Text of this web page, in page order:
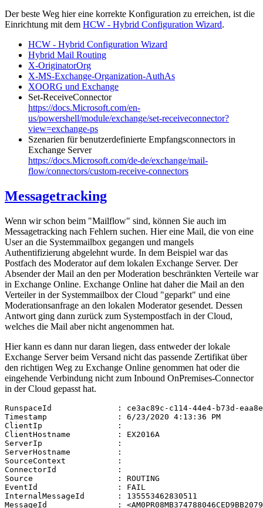
Der beste Weg hier eine korrekte Konfiguration zu erreichen, ist die
Einrichtung mit dem HCW - Hybrid Configuration Wizard.
HCW - Hybrid Configuration Wizard
Hybrid Mail Routing
X-OriginatorOrg
X-MS-Exchange-Organization-AuthAs
XOORG und Exchange
Set-ReceiveConnector
https://docs.Microsoft.com/en-
us/powershell/module/exchange/set-receiveconnector?
view=exchange-ps
Szenarien für benutzerdefinierte Empfangsconnectors in
Exchange Server
https://docs.Microsoft.com/de-de/exchange/mail-
flow/connectors/custom-receive-connectors
Messagetracking
Wenn wir schon beim "Mailflow" sind, können Sie auch im
Messagetracking nach Fehlern suchen. Hier eine Mail, die von eine
User an die Systemmailbox gegangen und mangels
Authentifizierung abgelehnt wurde. In dem Beispiel war das
Postfach des Moderator auf dem lokalen Exchange Server. Der
Absender der Mail an den per Moderation beschränkten Verteile war
in Exchange Online. Exchange Online hat daher die Mail an den
Verteiler in der Systemmailbox der Cloud "geparkt" und eine
Moderationsanfrage an den lokalen Moderator gesendet. Dessen
Antwort ging dann zurück zum Systempostfach in der Cloud,
welches die Mail aber nicht angenommen hat.
Hier kann es dann nur daran liegen, dass entweder der lokale
Exchange Server beim Versand nicht das passende Zertifikat über
den richtigen Weg zu Exchange Online genommen hat oder die
eingehende Verbindung nicht zum Inbound OnPremises-Connector
in der Cloud gepasst hat.
RunspaceId              : ce3ac89c-c114-44e4-b73d-
Timestamp               : 6/23/2020 4:13:36 PM
ClientIp                :
ClientHostname          : EX2016A
ServerIp                :
ServerHostname          :
SourceContext           :
ConnectorId             :
Source                  : ROUTING
EventId                 : FAIL
InternalMessageId       : 135553462830511
MessageId               :